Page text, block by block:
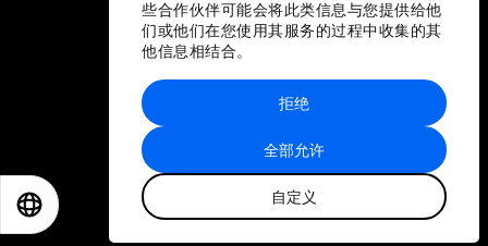
些合作伙伴可能会将此类信息与您提供给他
们或他们在您使用其服务的过程中收集的其
他信息相结合。
全部允许
自定义
拒绝
站点地图
世界经济论坛